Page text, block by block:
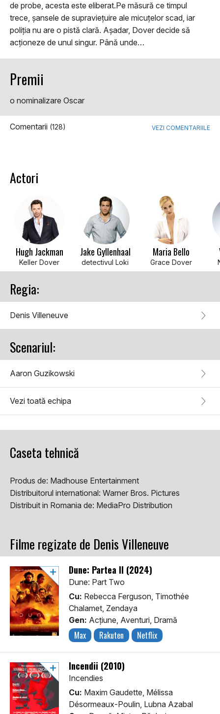
de probe, acesta este eliberat.Pe măsură ce timpul
trece, șansele de supraviețuire ale micuțelor scad, iar
poliția nu are o pistă clară. Așadar, Dover decide să
acționeze de unul singur. Până unde…
Premii
o nominalizare Oscar
Comentarii (128) VEZI COMENTARIILE
Actori
Hugh Jackman
Keller Dover
Jake Gyllenhaal
detectivul Loki
Maria Bello
Grace Dover
Regia:
Denis Villeneuve
Scenariul:
Aaron Guzikowski
Vezi toată echipa
Caseta tehnică
Produs de: Madhouse Entertainment
Distribuitorul international: Warner Bros. Pictures
Distribuit in Romania de: MediaPro Distribution
Filme regizate de Denis Villeneuve
Dune: Partea II (2024)
Dune: Part Two
Cu: Rebecca Ferguson, Timothée
Chalamet, Zendaya
Gen: Acţiune, Aventuri, Dramă
Max Rakuten Netflix
Incendii (2010)
Incendies
Cu: Maxim Gaudette, Mélissa
Désormeaux-Poulin, Lubna Azabal